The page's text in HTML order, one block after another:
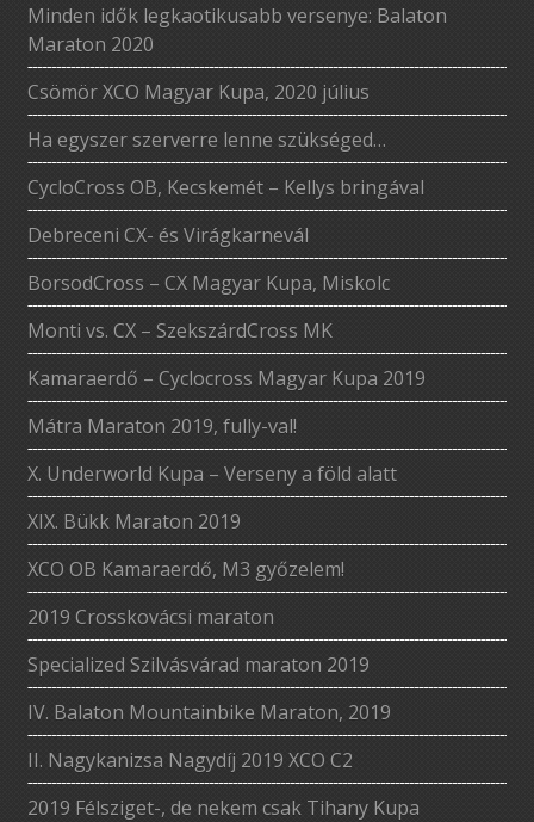
Minden idők legkaotikusabb versenye: Balaton
Maraton 2020
Csömör XCO Magyar Kupa, 2020 július
Ha egyszer szerverre lenne szükséged…
CycloCross OB, Kecskemét – Kellys bringával
Debreceni CX- és Virágkarnevál
BorsodCross – CX Magyar Kupa, Miskolc
Monti vs. CX – SzekszárdCross MK
Kamaraerdő – Cyclocross Magyar Kupa 2019
Mátra Maraton 2019, fully-val!
X. Underworld Kupa – Verseny a föld alatt
XIX. Bükk Maraton 2019
XCO OB Kamaraerdő, M3 győzelem!
2019 Crosskovácsi maraton
Specialized Szilvásvárad maraton 2019
IV. Balaton Mountainbike Maraton, 2019
II. Nagykanizsa Nagydíj 2019 XCO C2
2019 Félsziget-, de nekem csak Tihany Kupa